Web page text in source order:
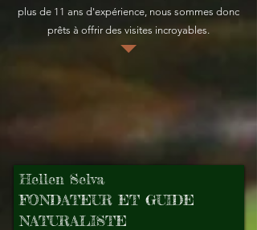
plus de 11 ans d'expérience, nous sommes donc
prêts à offrir des visites incroyables.
Hellen Selva
FONDATEUR ET GUIDE
NATURALISTE